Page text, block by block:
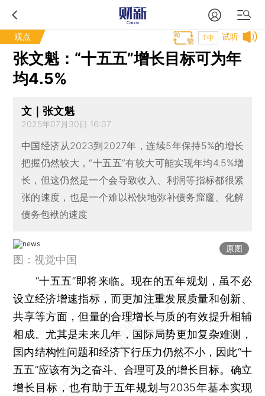
观点 试听
T中
张文魁：“十五五”增长目标可为年
均4.5%
文｜张文魁
2025年07月30日 16:07
中国经济从2023到2027年，连续5年保持5%的增长
把握仍然较大，“十五五”有较大可能实现年均4.5%增
长，但这仍然是一个会导致收入、利润等指标都很紧
张的速度，也是一个难以松快地弥补债务窟窿、化解
债务包袱的速度
原图
图：视觉中国
“十五五”即将来临。现在的五年规划，虽不必
设立经济增速指标，而更加注重发展质量和创新、
共享等方面，但量的合理增长与质的有效提升相辅
相成。尤其是未来几年，国际局势更加复杂难测，
国内结构性问题和经济下行压力仍然不小，因此“十
五五”应该有为之奋斗、合理可及的增长目标。确立
增长目标，也有助于五年规划与2035年基本实现